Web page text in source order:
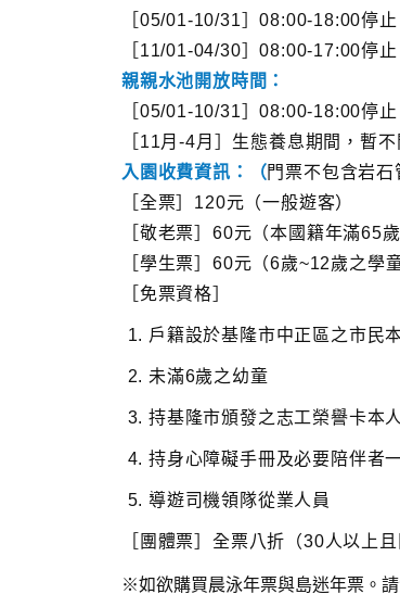
［05/01-10/31］08:00-18:00停止
［11/01-04/30］08:00-17:00停止
親親水池開放時間：
［05/01-10/31］08:00-18:00停止
［11月-4月］生態養息期間，暫不
入園收費資訊：（門票不包含岩石
［全票］120元（一般遊客）
［敬老票］60元（本國籍年滿65
［學生票］60元（6歲~12歲之學
［免票資格］
戶籍設於基隆市中正區之市民
未滿6歲之幼童
持基隆市頒發之志工榮譽卡本人
持身心障礙手冊及必要陪伴者
導遊司機領隊從業人員
［團體票］全票八折（30人以上
※如欲購買晨泳年票與島迷年票。